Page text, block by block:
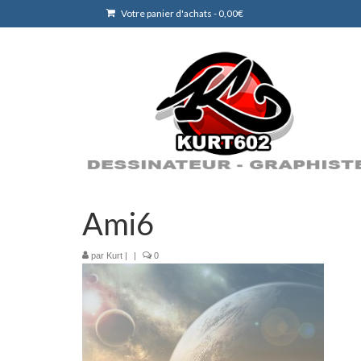
Votre panier d'achats - 0,00€
Ami6
par Kurt 0